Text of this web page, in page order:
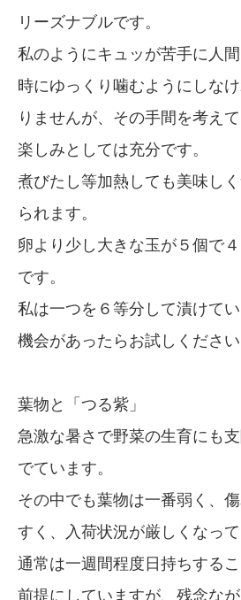
リーズナブルです。
私のようにキュッが苦手に人
時にゆっくり噛むようにしな
りませんが、その手間を考え
楽しみとしては充分です。
煮びたし等加熱しても美味し
られます。
卵より少し大きな玉が５個で
です。
私は一つを６等分して漬けてい
機会があったらお試しください
葉物と「つる紫」
急激な暑さで野菜の生育にも
でています。
その中でも葉物は一番弱く、
すく、入荷状況が厳しくなって
通常は一週間程度日持ちする
前提にしていますが、残念な